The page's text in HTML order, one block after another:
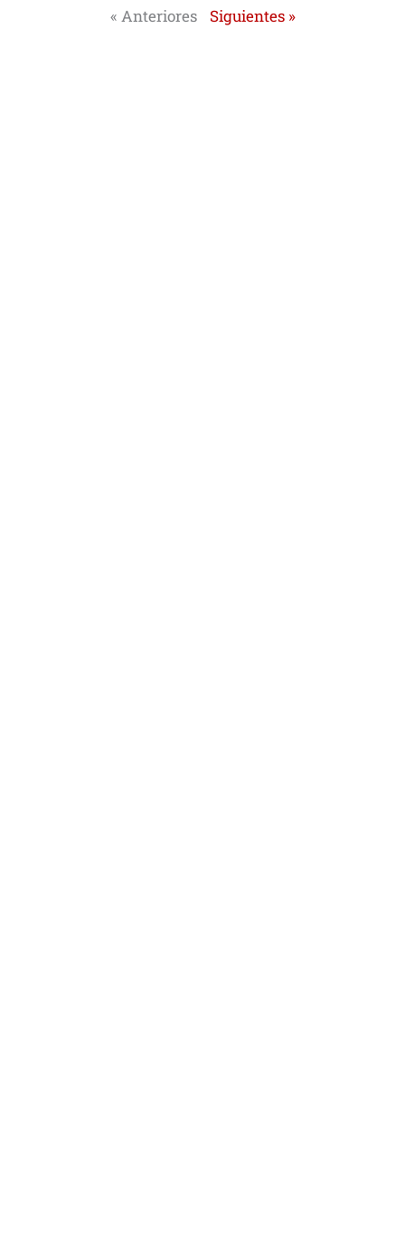
« Anteriores Siguientes »